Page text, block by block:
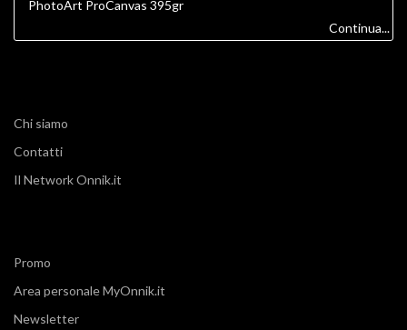
PhotoArt ProCanvas 395gr
Continua...
Chi siamo
Contatti
Il Network Onnik.it
Promo
Area personale MyOnnik.it
Newsletter